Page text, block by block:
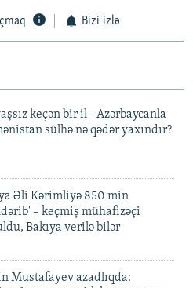
Bizi izlə
keçən bir il - Azərbaycanla
sülhə nə qədər yaxındır?
Əli Kərimliyə 850 min
– keçmiş mühafizəçi
Bakıya verilə bilər
Mustafayev azadlıqda: